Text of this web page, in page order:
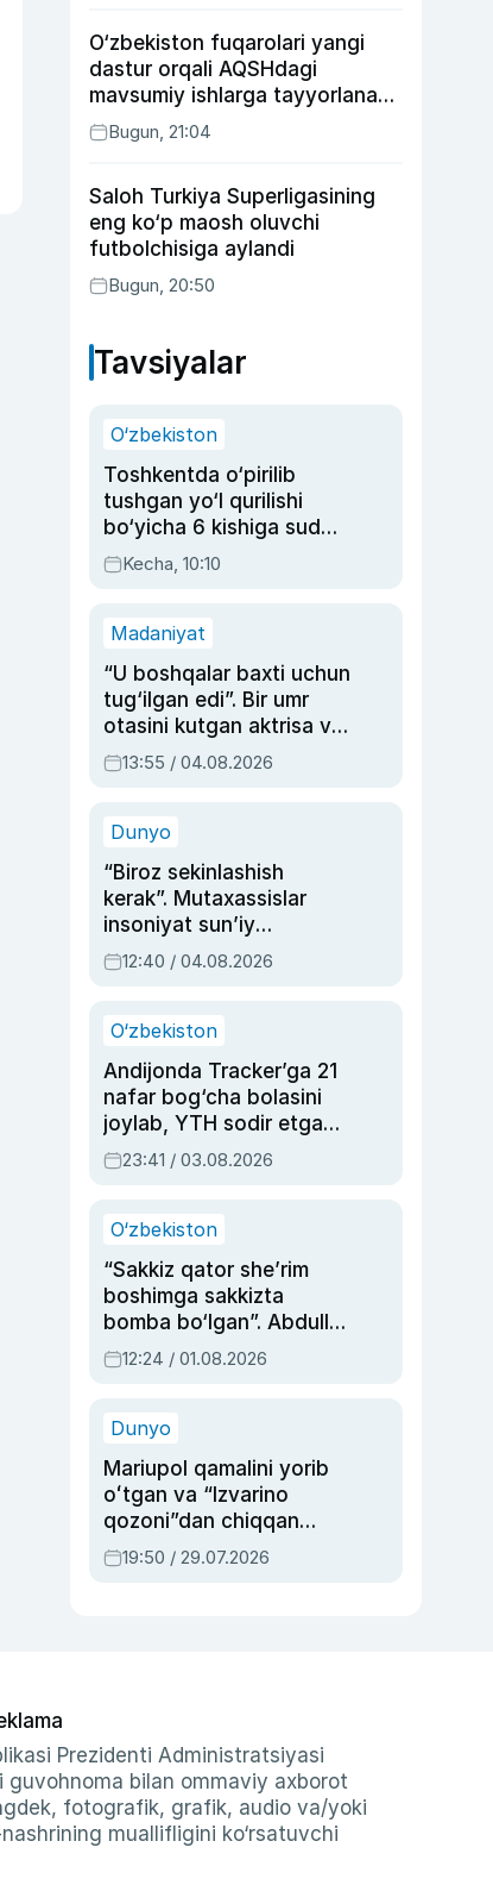
O‘zbekiston fuqarolari yangi
dastur orqali AQSHdagi
mavsumiy ishlarga tayyorlanadi
va joylashtiriladi
Bugun, 21:04
Saloh Turkiya Superligasining
eng ko‘p maosh oluvchi
futbolchisiga aylandi
Bugun, 20:50
Tavsiyalar
O‘zbekiston
Toshkentda o‘pirilib
tushgan yo‘l qurilishi
bo‘yicha 6 kishiga sud
hukmi o‘qildi
Kecha, 10:10
Madaniyat
“U boshqalar baxti uchun
tug‘ilgan edi”. Bir umr
otasini kutgan aktrisa va
dublyaj ustasi Rimma
Ahmedovaning
13:55 / 04.08.2026
Dunyo
“Biroz sekinlashish
kerak”. Mutaxassislar
insoniyat sun’iy
intellektni boshqara
olmay qolishidan xavotir
12:40 / 04.08.2026
O‘zbekiston
Andijonda Tracker’ga 21
nafar bog‘cha bolasini
joylab, YTH sodir etgan
ayolga sud hukmi o‘qildi
23:41 / 03.08.2026
O‘zbekiston
“Sakkiz qator she’rim
boshimga sakkizta
bomba bo‘lgan”. Abdulla
Oripovni siyosiy
ayblovlardan asrab
12:24 / 01.08.2026
Dunyo
Mariupol qamalini yorib
oʻtgan va “Izvarino
qozoni”dan chiqqan
qahramon — Ukraina
armiyasi bosh
19:50 / 29.07.2026
Prezidenti Administratsiyasi
bilan ommaviy axborot
fotografik, grafik, audio va/yoki
muallifligini ko‘rsatuvchi